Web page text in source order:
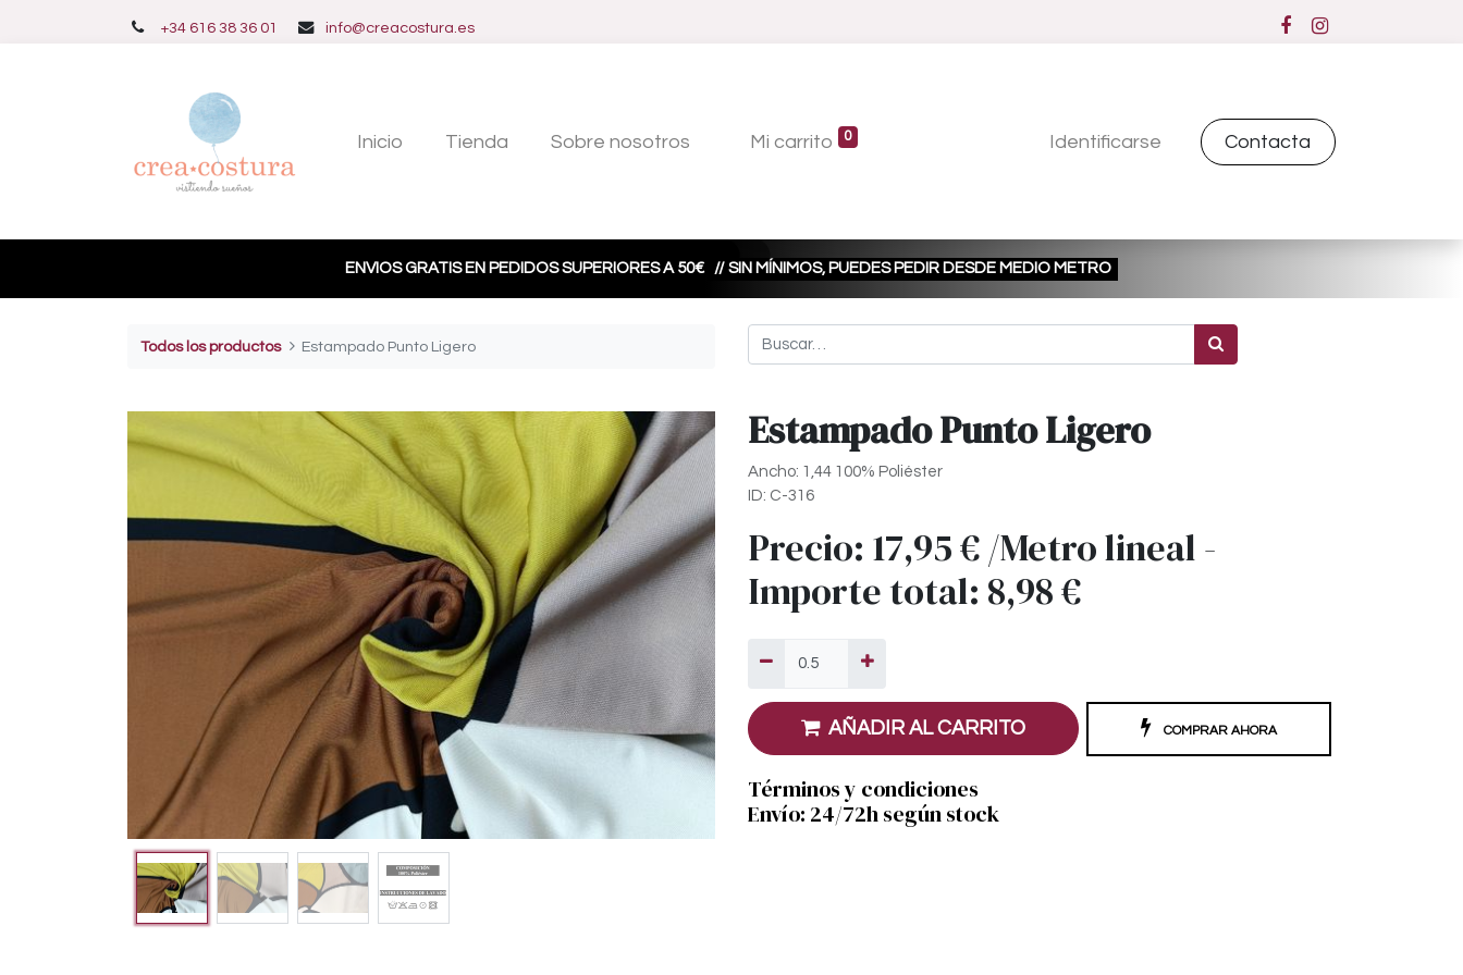
+34 616 38 36 01 info@creacostura.es
Inicio Tienda Sobre nosotros Mi carrito 0 Identificarse Contacta
ENVIOS GRATIS EN PEDIDOS SUPERIORES A 50€ // SIN MÍNIMOS, PUEDES PEDIR DESDE MEDIO METRO
Todos los productos Estampado Punto Ligero
Estampado Punto Ligero
Ancho: 1,44 100% Poliéster
ID: C-316
Precio: 17,95€/Metro lineal-
Importe total: 8,98€
AÑADIR AL CARRITO COMPRAR AHORA
Términos y condiciones
Envío: 24/72h según stock